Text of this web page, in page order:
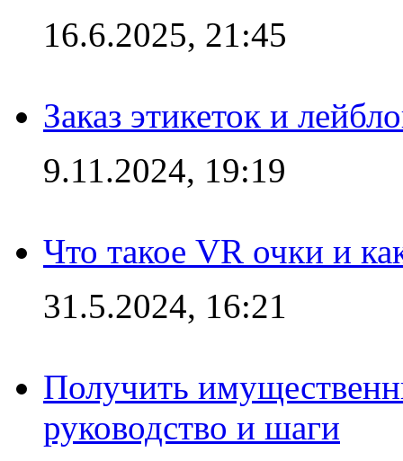
16.6.2025, 21:45
Заказ этикеток и
9.11.2024, 19:19
Что такое VR очки и
31.5.2024, 16:21
Получить
руководство и шаги